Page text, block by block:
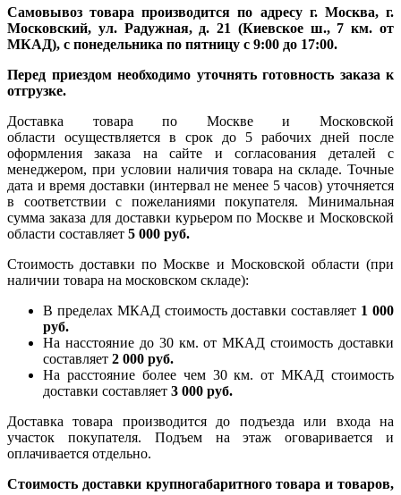
Самовывоз товара производится по адресу г. Москва, г.
Московский, ул. Радужная, д. 21 (Киевское ш., 7 км. от
МКАД), с понедельника по пятницу с 9:00 до 17:00.
Перед приездом необходимо уточнять готовность заказа к
отгрузке.
Доставка товара по Москве и Московской
области осуществляется в срок до 5 рабочих дней после
оформления заказа на сайте и согласования деталей с
менеджером, при условии наличия товара на складе. Точные
дата и время доставки (интервал не менее 5 часов) уточняется
в соответствии с пожеланиями покупателя. Минимальная
сумма заказа для доставки курьером по Москве и Московской
области составляет 5 000 руб.
Стоимость доставки по Москве и Московской области (при
наличии товара на московском складе):
В пределах МКАД стоимость доставки составляет 1 000
руб.
На насcтояние до 30 км. от МКАД стоимость доставки
составляет 2 000 руб.
На расстояние более чем 30 км. от МКАД стоимость
доставки составляет 3 000 руб.
Доставка товара производится до подъезда или входа на
участок покупателя. Подъем на этаж оговаривается и
оплачивается отдельно.
Стоимость доставки крупногабаритного товара и товаров,